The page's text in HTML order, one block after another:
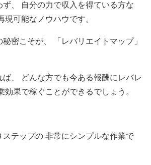
ず、 自分の力で収入を得ている方な
現可能なノウハウです。
密こそが、
「レバリエイトマップ」
ば、 どんな方でも今ある報酬にレバレ
効果で稼ぐことができるでしょう。
ステップの 非常にシンプルな作業で